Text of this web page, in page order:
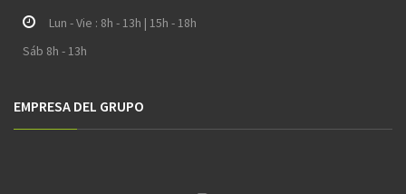
Lun - Vie : 8h - 13h | 15h - 18h
Sáb 8h - 13h
EMPRESA DEL GRUPO